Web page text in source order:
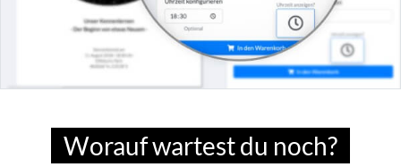
Worauf wartest du noch?